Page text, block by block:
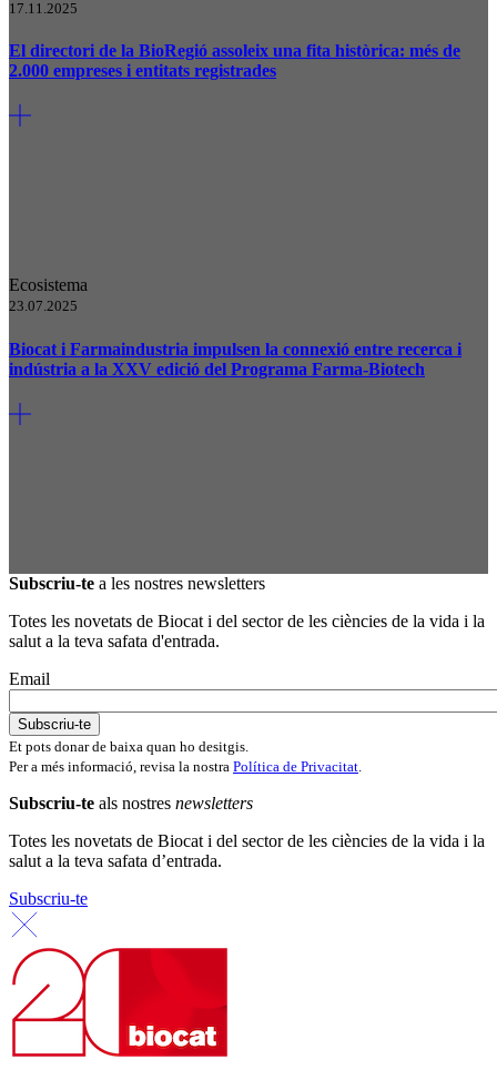
17.11.2025
El directori de la BioRegió assoleix una fita històrica: més de
2.000 empreses i entitats registrades
Ecosistema
23.07.2025
Biocat i Farmaindustria impulsen la connexió entre recerca i
indústria a la XXV edició del Programa Farma-Biotech
Subscriu-te a les nostres newsletters
Totes les novetats de Biocat i del sector de les ciències de la vida i la
salut a la teva safata d'entrada.
Email
Et pots donar de baixa quan ho desitgis.
Per a més informació, revisa la nostra Política de Privacitat
Subscriu-te als nostres newsletters
Totes les novetats de Biocat i del sector de les ciències de la vida i la
salut a la teva safata d’entrada.
Subscriu-te